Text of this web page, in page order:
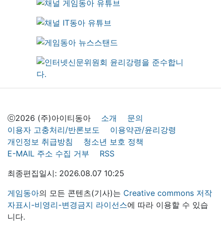
ⓒ2026 (주)아이티동아 소개
문의
이용자 고충처리/반론보도
이용약관/윤리강령
개인정보 취급방침
청소년 보호 정책
E-MAIL 주소 수집 거부
RSS
최종편집일시: 2026.08.07 10:25
게임동아의 모든 콘텐츠(기사)는 Creative commons 저작
자표시-비영리-변경금지 라이선스에 따라 이용할 수 있습
니다.